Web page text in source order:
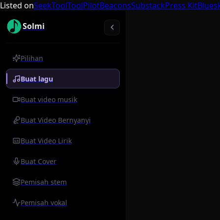
Listed onSeekToolToolPilotBeaconsSubstackPress Kit
Solmi
Pilihan
Buat lagu
Buat video musik
Buat Video Bernyanyi
Buat Video Lirik
Buat Cover
Pemisah stem
Pemisah vokal